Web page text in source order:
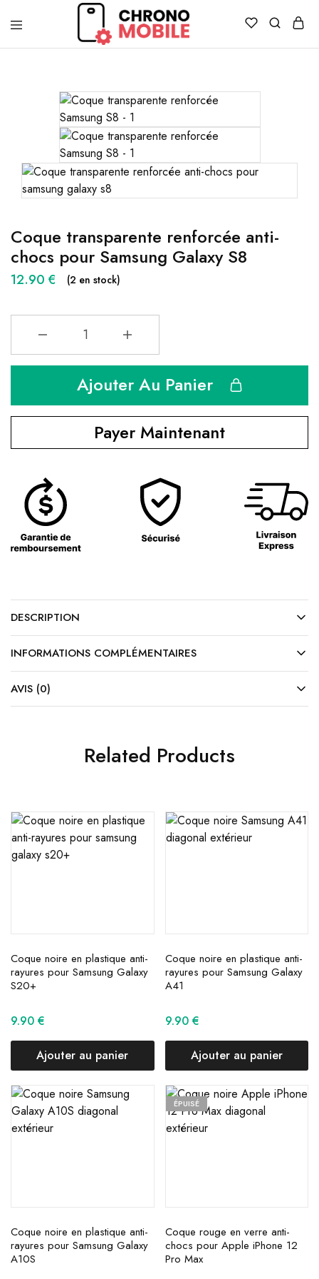
Chronomobile
Achat,
smartphones
tablettes
Coque transparente renforcée anti-
chocs pour Samsung Galaxy S8
12.90 € (2 en stock)
Ajouter Au Panier
Payer Maintenant
DESCRIPTION
INFORMATIONS COMPLÉMENTAIRES
AVIS (0)
Related Products
Coque noire en plastique anti-
rayures pour Samsung Galaxy
S20+
9.90 €
Ajouter au panier
Coque noire en plastique anti-
rayures pour Samsung Galaxy
A41
9.90 €
Ajouter au panier
Coque noire en plastique anti-
rayures pour Samsung Galaxy
A10S
ÉPUISÉ
Coque rouge en verre anti-
chocs pour Apple iPhone 12
Pro Max